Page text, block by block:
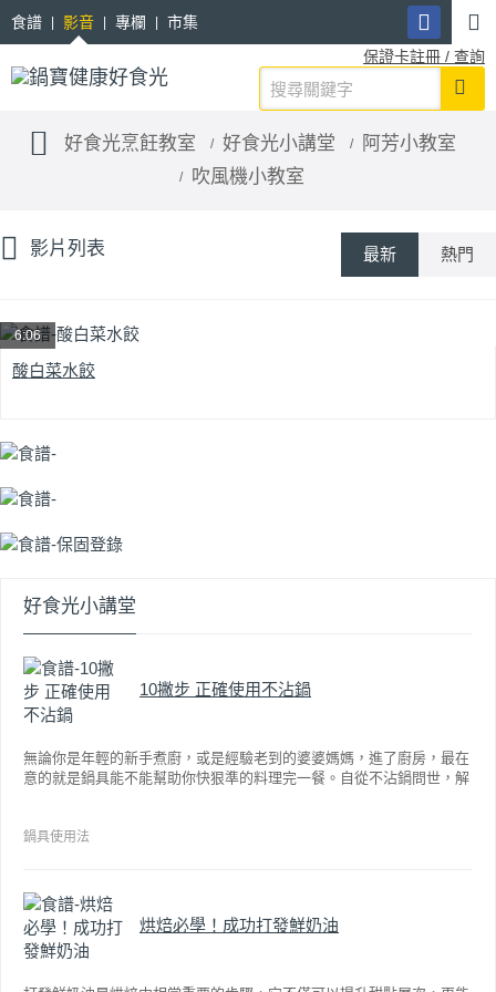
食譜 影音 專欄
市集
保證卡註冊 / 查詢
好食光烹飪教室 好食光小講堂
阿芳小教室
吹風機小教室
影片列表 最新 熱門
6:06
酸白菜水餃
好食光小講堂
10撇步 正確使用不沾鍋
無論你是年輕的新手煮廚，或是經驗老到的婆婆媽媽，進了廚房，最在
意的就是鍋具能不能幫助你快狠準的料理完一餐。自從不沾鍋問世，解
因此金鑽不沾系列的鍋具，更年年穩居銷售排行榜的前幾名。然而如何
鍋具使用法
烘焙必學！成功打發鮮奶油